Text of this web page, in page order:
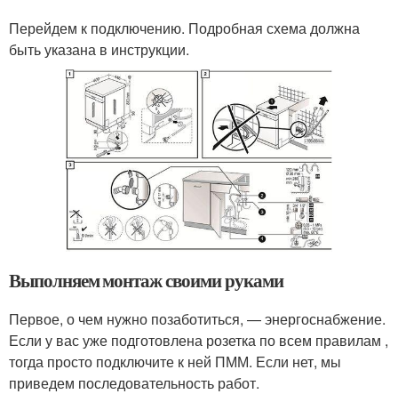
Перейдем к подключению. Подробная схема должна
быть указана в инструкции.
Выполняем монтаж своими руками
Первое, о чем нужно позаботиться, — энергоснабжение.
Если у вас уже подготовлена розетка по всем правилам ,
тогда просто подключите к ней ПММ. Если нет, мы
приведем последовательность работ.